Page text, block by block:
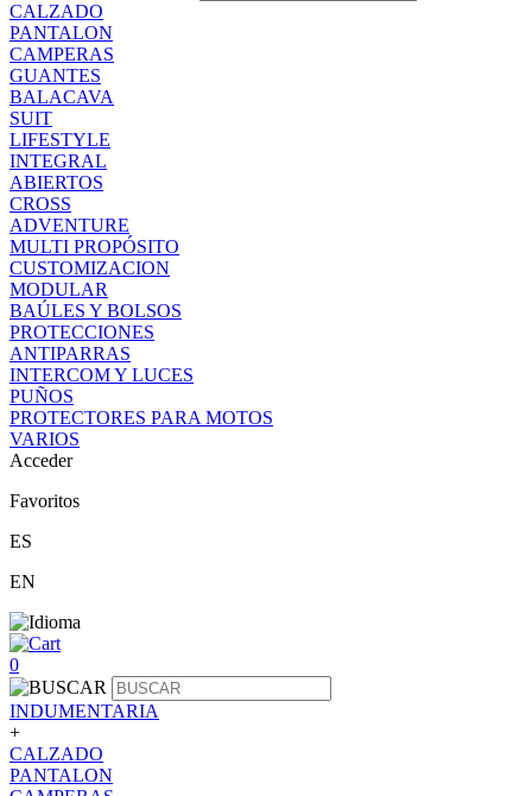
CALZADO
PANTALON
CAMPERAS
GUANTES
BALACAVA
SUIT
LIFESTYLE
INTEGRAL
ABIERTOS
CROSS
ADVENTURE
MULTI PROPÓSITO
CUSTOMIZACION
MODULAR
BAÚLES Y BOLSOS
PROTECCIONES
ANTIPARRAS
INTERCOM Y LUCES
PUÑOS
PROTECTORES PARA MOTOS
VARIOS
Acceder
Favoritos
ES
EN
0
INDUMENTARIA
+
CALZADO
PANTALON